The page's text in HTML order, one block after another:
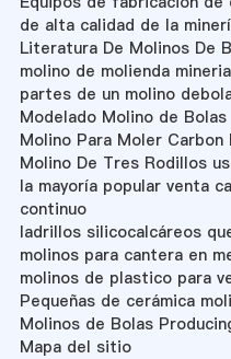
de alta calidad de la
Literatura De Molinos De
molino de molienda mineria
partes de un molino
Modelado Molino de Bolas
Molino Para Moler Carbon
Molino De Tres Rodillos
la mayoría popular venta
continuo
ladrillos silicocalcáreos
molinos para cantera en
molinos de plastico para
Pequeñas de cerámica
Molinos de Bolas
Mapa del sitio